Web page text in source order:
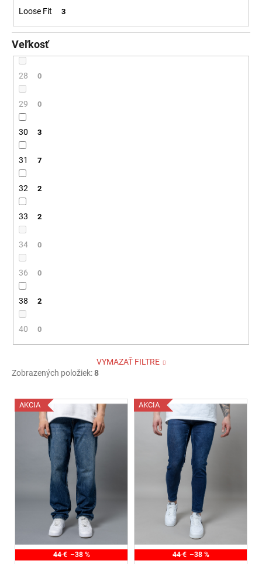
Loose Fit 3
Veľkosť
28 0
29 0
30 3
31 7
32 2
33 2
34 0
36 0
38 2
40 0
VYMAZAŤ FILTRE
Zobrazených položiek:8
V
k
AKCIA
44 € –38 %
AKCIA
44 € –38 %